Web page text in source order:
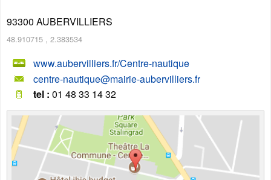
93300 AUBERVILLIERS
48.910715 , 2.383534
www.aubervilliers.fr/Centre-nautique
centre-nautique@mairie-aubervilliers.fr
tel : 01 48 33 14 32